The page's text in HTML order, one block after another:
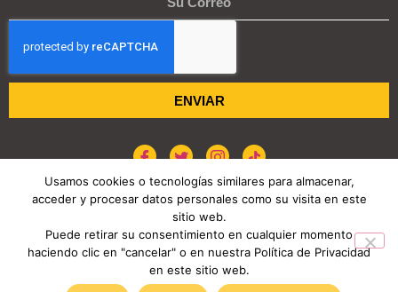
ENVIAR
COPYRIGHT © 2026 REPORTE CRIPTO
POLÍTICA DE COOKIES
TENDENCIAS HOY
Usamos cookies o tecnologías similares para almacenar,
acceder y procesar datos personales como su visita en este
sitio web.
Puede retirar su consentimiento en cualquier momento
haciendo clic en "cancelar" o en nuestra Política de Privacidad
en este sitio web.